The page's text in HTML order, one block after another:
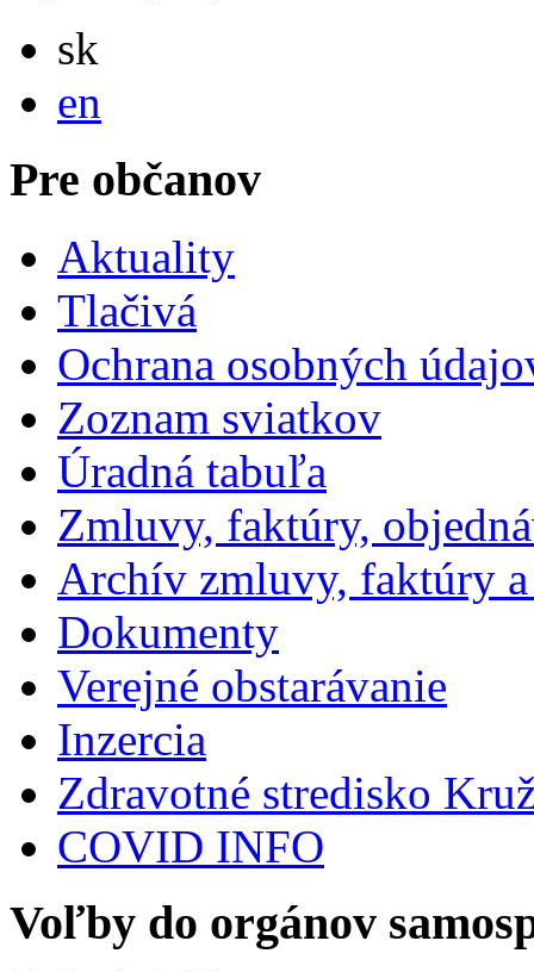
sk
en
Pre občanov
Aktuality
Tlačivá
Ochrana osobných
Zoznam sviatkov
Úradná tabuľa
Zmluvy, faktúry,
Archív zmluvy, faktúry
Dokumenty
Verejné obstarávanie
Inzercia
Zdravotné stredisko
COVID INFO
Voľby do orgánov